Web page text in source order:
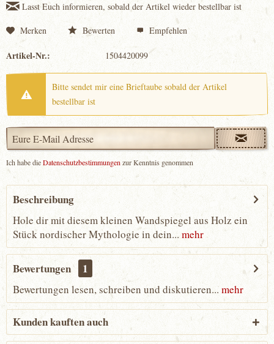
Lasst Euch informieren, sobald der Artikel wieder bestellbar ist
Merken Bewerten Empfehlen
Artikel-Nr.: 1504420099
Bitte sendet mir eine Brieftaube sobald der Artikel
bestellbar ist
Ich habe dieDatenschutzbestimmungen zur Kenntnis genommen
Beschreibung
Hole dir mit diesem kleinen Wandspiegel aus Holz ein
Stück nordischer Mythologie in dein...mehr
Bewertungen 1
Bewertungen lesen, schreiben und diskutieren...mehr
Kunden kauften auch